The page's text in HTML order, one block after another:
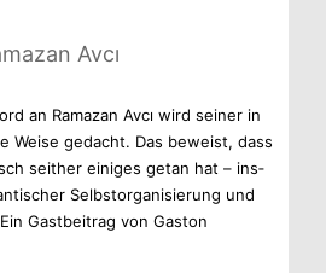
Avcı
an Rama­zan Avcı wird sei­ner in
Weise gedacht. Das beweist, dass
seit­her eini­ges getan hat – ins­
Selbst­or­ga­ni­sie­rung und
Gast­bei­trag von Gas­ton